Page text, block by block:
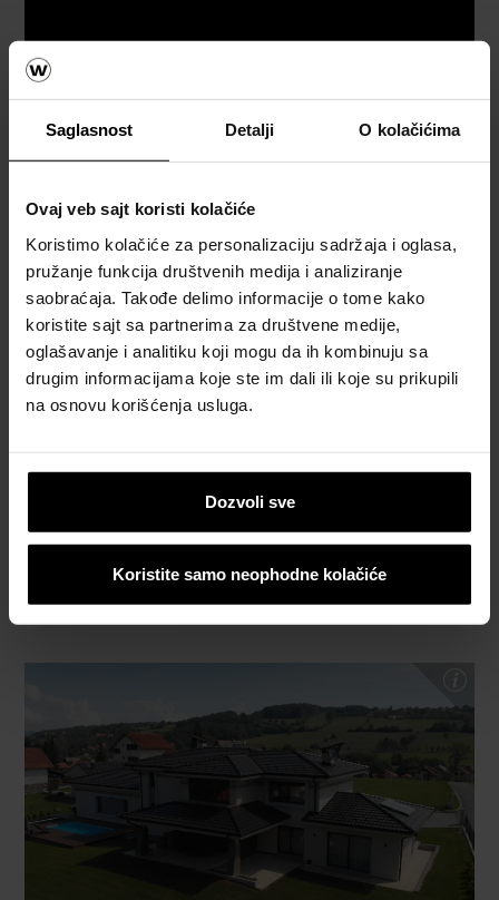
Saglasnost Detalji O kolačićima
Ovaj veb sajt koristi kolačiće
Koristimo kolačiće za personalizaciju sadržaja i oglasa,
pružanje funkcija društvenih medija i analiziranje
saobraćaja. Takođe delimo informacije o tome kako
koristite sajt sa partnerima za društvene medije,
oglašavanje i analitiku koji mogu da ih kombinuju sa
drugim informacijama koje ste im dali ili koje su prikupili
na osnovu korišćenja usluga.
Dozvoli sve
Koristite samo neophodne kolačiće
Referetni objekti
POGLEDAJTE REFERENTNE OBJEKTE